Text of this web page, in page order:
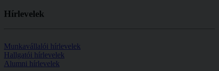
Hírlevelek
Munkavállalói hírlevelek
Hallgatói hírlevelek
Alumni hírlevelek